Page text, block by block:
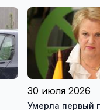
30 июля 2026
Умерла первый